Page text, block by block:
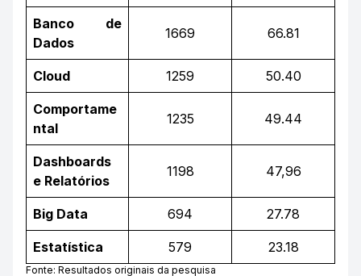
Banco de
Dados
1669 66.81
Cloud 1259 50.40
Comportame
ntal
1235 49.44
Dashboards
e Relatórios
1198 47,96
Big Data 694 27.78
Estatística 579 23.18
Fonte: Resultados originais da pesquisa